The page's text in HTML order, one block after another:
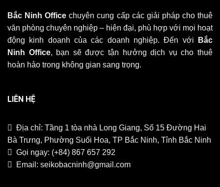
Bắc Ninh Office chuyên cung cấp các giải pháp cho thuê
văn phòng chuyên nghiệp – hiện đại, phù hợp với mọi hoạt
động kinh doanh của các doanh nghiệp. Đến với
Bắc
Ninh Office, bạn sẽ được tận hưởng dịch vụ cho thuê
hoàn hảo trong không gian sang trọng.
LIÊN HỆ
Địa chỉ: Tầng 1 tòa nhà Long Giang, Số 15 Đường Hai
Bà Trưng, Phường Suối Hoa, TP Bắc Ninh, Tỉnh Bắc Ninh
Gọi ngay: (+84) 867 657 292
Email: seikobacninh@gmail.com